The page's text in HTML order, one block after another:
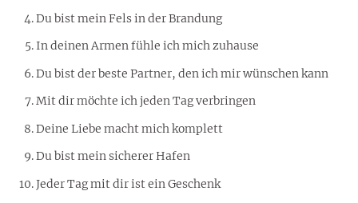
Du bist mein Fels in der Brandung
In deinen Armen fühle ich mich zuhause
Du bist der beste Partner, den ich mir wünschen kann
Mit dir möchte ich jeden Tag verbringen
Deine Liebe macht mich komplett
Du bist mein sicherer Hafen
Jeder Tag mit dir ist ein Geschenk